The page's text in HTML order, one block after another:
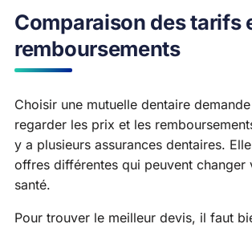
Comparaison des tarifs
remboursements
Choisir une mutuelle dentaire
regarder les prix et les
y a plusieurs assurances dentaires.
offres différentes qui peuvent changer
santé.
Pour trouver le meilleur devis, il faut